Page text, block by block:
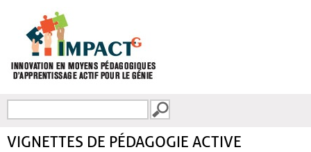
FORMULAIRE DE
VIGNETTES DE PÉDAGOGIE ACTIVE